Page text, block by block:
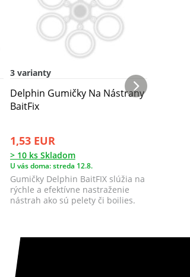
3 varianty
Delphin Gumičky Na Nástrahy
BaitFix
1,53 EUR
> 10 ks Skladom
U vás doma: streda 12.8.
Gumičky Delphin BaitFIX slúžia na
rýchle a efektívne nastraženie
nástrah ako sú pelety či boilies.